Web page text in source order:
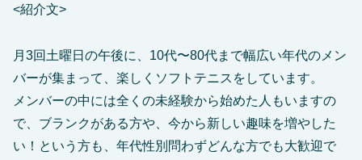
<紹介文>
月3回土曜日の午後に、10代〜80代まで幅広い年代のメン
バーが集まって、楽しくソフトテニスをしています。
メンバーの中には全くの未経験から始めた人もいますの
で、ブランクがある方や、今から新しい趣味を増やした
い！という方も、年代性別問わずどんな方でも大歓迎で